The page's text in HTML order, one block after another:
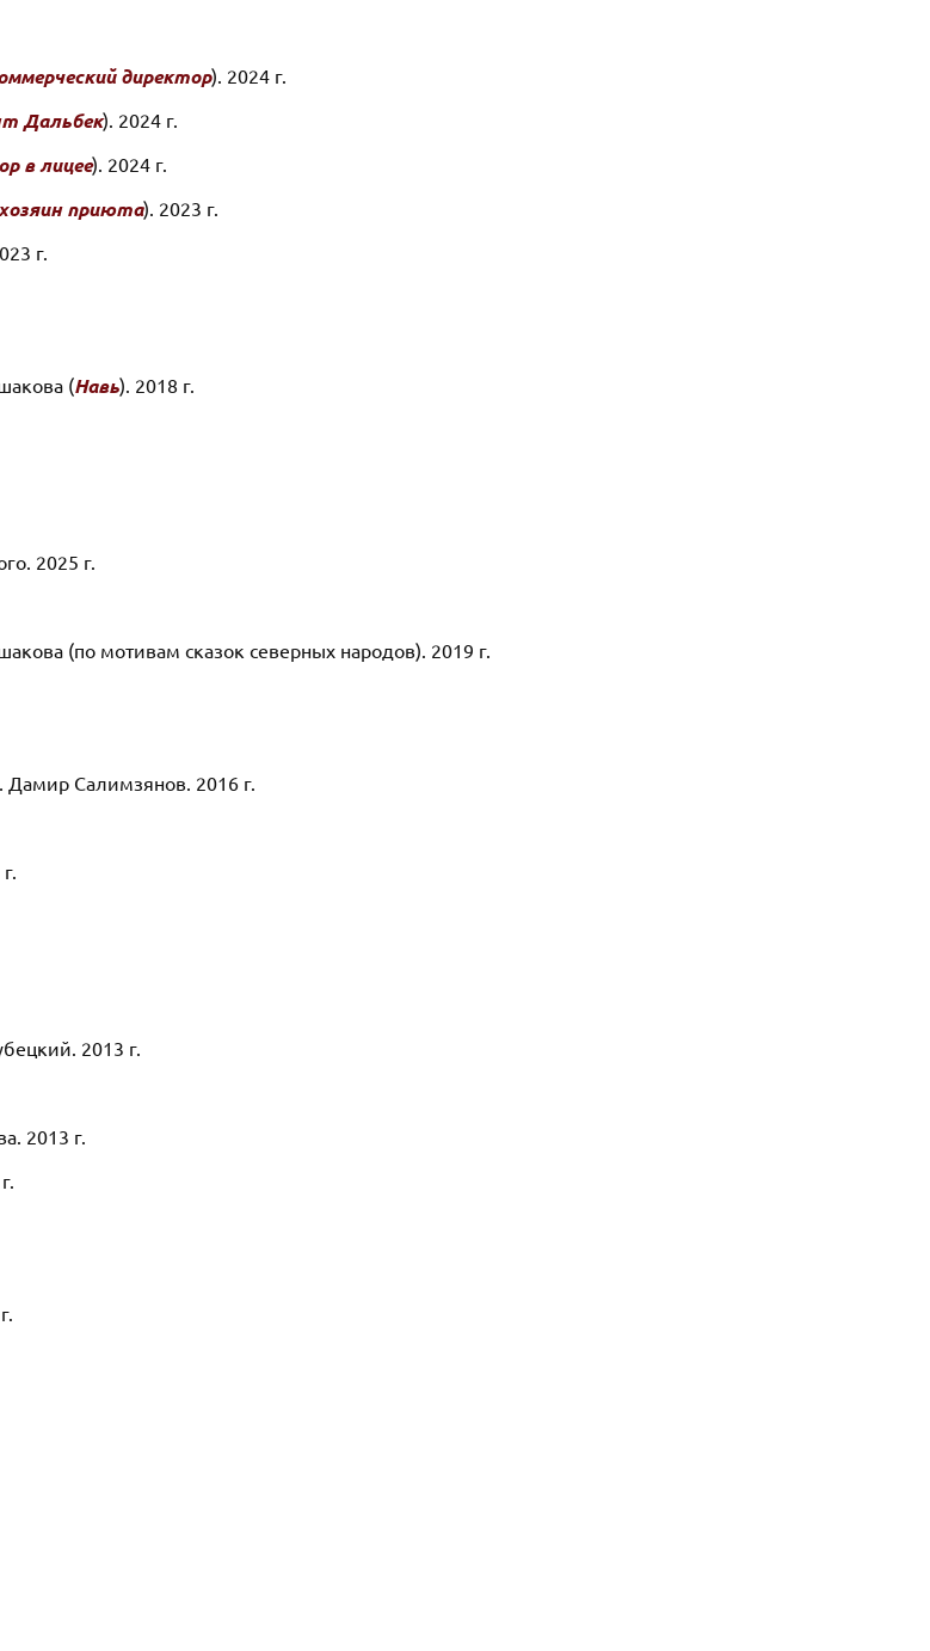
директор). 2024 г.
Дальбек). 2024 г.
в лицее). 2024 г.
приюта). 2023 г.
г.
(Навь). 2018 г.
2025 г.
(по мотивам сказок северных народов). 2019 г.
Салимзянов. 2016 г.
2013 г.
2013 г.